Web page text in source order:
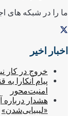
ما را در شبکه های
اخبار اخیر
خروج در کار
پیام آنکارا
امنیت‌محور
هشدار
«لیبیایی‌شدن»